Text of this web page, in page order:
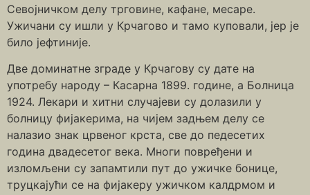
Севојничком делу трговине, кафане, месаре.
Ужичани су ишли у Крчагово и тамо куповали, јер је
било јефтиније.
Две доминатне зграде у Крчагову су дате на
употребу народу – Касарна 1899. године, а Болница
1924. Лекари и хитни случајеви су долазили у
болницу фијакерима, на чијем задњем делу се
налазио знак црвеног крста, све до педесетих
година двадесетог века. Многи повређени и
изломљени су запамтили пут до ужичке бонице,
труцкајући се на фијакеру ужичком калдрмом и